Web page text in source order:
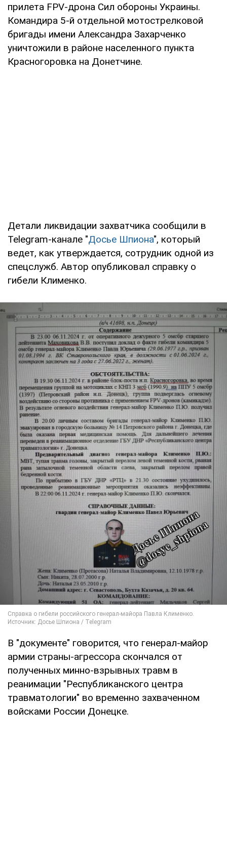
прилета FPV-дрона Сил обороны Украины.
Командира 5-й отдельной мотострелковой
бригады имени Александра Захарченко
уничтожили в районе населенного пункта
Красногоровка на Донетчине.
Детали ликвидации захватчика сообщили в
Telegram-канале "Досье Шпиона", который
ведет, как утверждается, сотрудник одной из
спецслужб. Автор опубликовал справку о
гибели Клименко.
В "документе" говорится, что генерал-майор
армии страны-агрессора скончался от
полученных минно-взрывных травм в
реанимации "Республиканского центра
травматологии" во временно захваченном
войсками России Донецке.